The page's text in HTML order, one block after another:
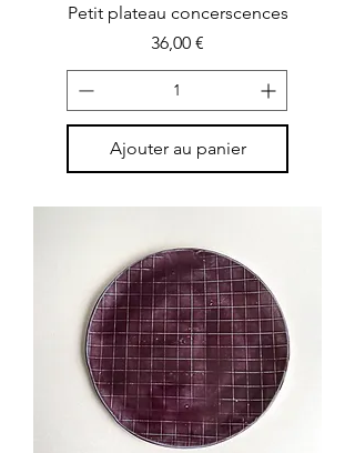
Petit plateau concerscences
Prix
36,00 €
Ajouter au panier